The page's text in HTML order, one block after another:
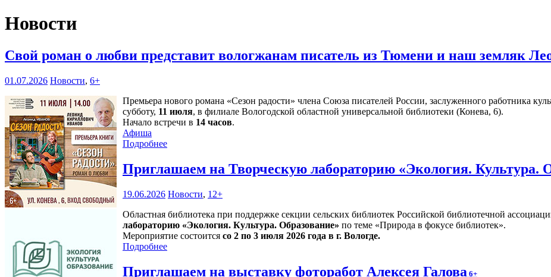
Новости
Свой роман о любви представит вологжанам писатель из Тюмени и наш земляк
01.07.2026 Новости, 6+
Премьера нового романа «Сезон радости» члена Союза писателей России, заслуженного работника
субботу, 11 июля, в филиале Вологодской областной универсальной библиотеки (Конева, 6).
Начало встречи в 14 часов.
Афиша
Подробнее
Приглашаем на Творческую лабораторию «Экология. Культура.
19.06.2026 Новости, 12+
Областная библиотека при поддержке секции сельских библиотек Российской библиотечной
лабораторию «Экология. Культура. Образование» по теме «Природа в фокусе библиотек».
Мероприятие состоится со 2 по 3 июля 2026 года в г. Вологде.
Подробнее
Приглашаем на выставку фоторабот Алексея Галова 6+